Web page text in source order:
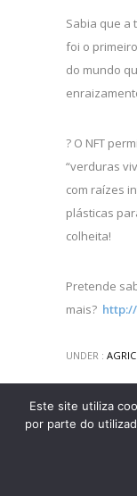
Sabia que a
foi o
do mundo
? O NFT
“verduras
com raízes
plásticas
colheita!
Pretende
mais?
UNDER :
Este site utiliza
por parte do